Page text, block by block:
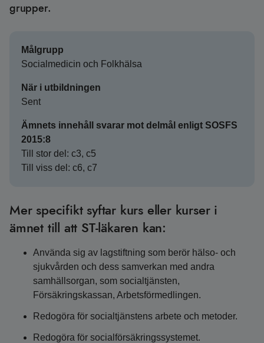
grupper.
Målgrupp
Socialmedicin och Folkhälsa
När i utbildningen
Sent
Ämnets innehåll svarar mot delmål enligt SOSFS
2015:8
Till stor del: c3, c5
Till viss del: c6, c7
Mer specifikt syftar kurs eller kurser i
ämnet till att ST-läkaren kan:
Använda sig av lagstiftning som berör hälso- och
sjukvården och dess samverkan med andra
samhällsorgan, som socialtjänsten,
Försäkringskassan, Arbetsförmedlingen.
Redogöra för socialtjänstens arbete och metoder.
Redogöra för socialförsäkringssystemet.